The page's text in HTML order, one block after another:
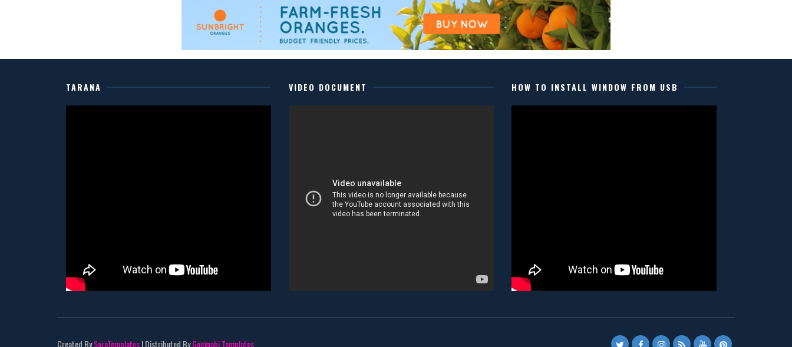
TARANA VIDEO DOCUMENT HOW TO INSTALL WINDOW FROM USB
Created BySoraTemplates| Distributed ByGooyaabi Templates